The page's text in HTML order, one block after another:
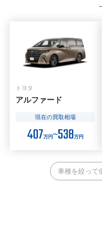
トヨタ
アルファード
現在の買取相場
407万円〜538万円
車種を絞って